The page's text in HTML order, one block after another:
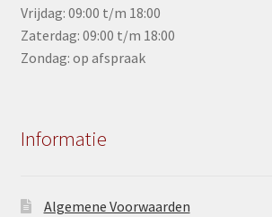
Vrijdag: 09:00 t/m 18:00
Zaterdag: 09:00 t/m 18:00
Zondag: op afspraak
Informatie
Algemene Voorwaarden